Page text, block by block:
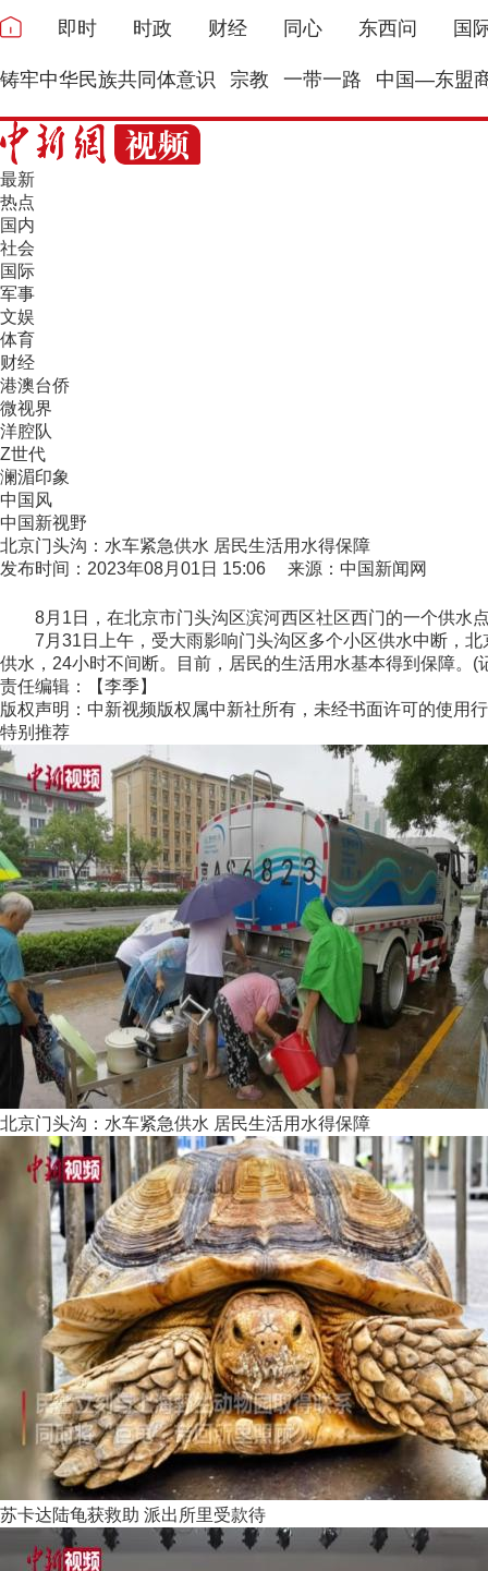
即时 时政 财经 同心 东西问 国
铸牢中华民族共同体意识 宗教 一带一路 中国—东盟
最新
热点
国内
社会
国际
军事
文娱
体育
财经
港澳台侨
微视界
洋腔队
Z世代
澜湄印象
中国风
中国新视野
北京门头沟：水车紧急供水 居民生活用水得保障
发布时间：2023年08月01日 15:06 来源：中国新闻网
8月1日，在北京市门头沟区滨河西区社区西门的一个供水
7月31日上午，受大雨影响门头沟区多个小区供水中断，北
供水，24小时不间断。目前，居民的生活用水基本得到保障。(
责任编辑：【李季】
版权声明：中新视频版权属中新社所有，未经书面许可的使用
特别推荐
北京门头沟：水车紧急供水 居民生活用水得保障
苏卡达陆龟获救助 派出所里受款待